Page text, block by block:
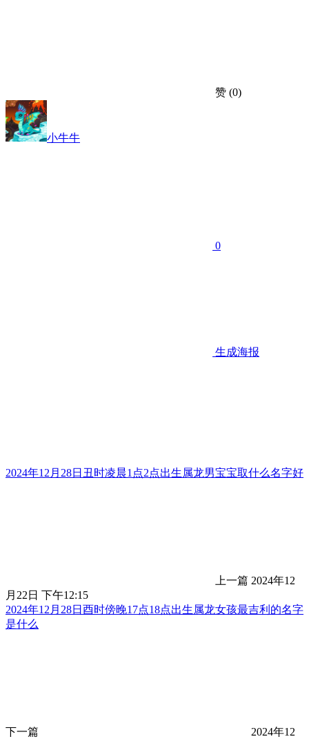
赞 (0)
小牛牛
0
生成海报
2024年12月28日丑时凌晨1点2点出生属龙男宝宝取什么名字好
上一篇 2024年12
月22日 下午12:15
2024年12月28日酉时傍晚17点18点出生属龙女孩最吉利的名字
是什么
下一篇
2024年12